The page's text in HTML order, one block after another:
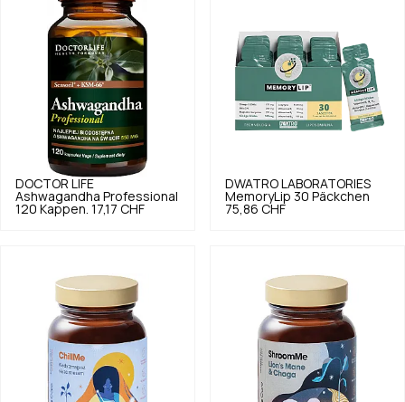
DOCTOR LIFE
Ashwagandha Professional
120 Kappen. 17,17 CHF
DWATRO LABORATORIES
MemoryLip 30 Päckchen
75,86 CHF